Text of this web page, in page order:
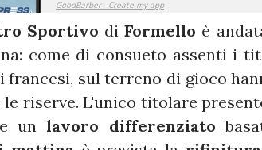
Sportivo diFormello è
come di consueto assenti i
francesi, sul terreno di gioco
le riserve. L'unico titolare
unlavoro differenziato